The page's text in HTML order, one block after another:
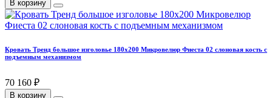
В корзину
Кровать Тренд большое изголовье 180х200 Микровелюр Фиеста 02 слоновая кость с
подъемным механизмом
70 160 ₽
В корзину